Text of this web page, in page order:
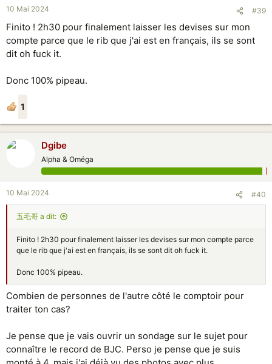
10 Mai 2024 #39
Finito ! 2h30 pour finalement laisser les devises sur mon
compte parce que le rib que j'ai est en français, ils se sont
dit oh fuck it.
Donc 100% pipeau.
1
Dgibe
Alpha & Oméga
10 Mai 2024 #40
五毛哥 a dit:
Finito ! 2h30 pour finalement laisser les devises sur mon compte parce
que le rib que j'ai est en français, ils se sont dit oh fuck it.
Donc 100% pipeau.
Combien de personnes de l'autre côté le comptoir pour
traiter ton cas?
Je pense que je vais ouvrir un sondage sur le sujet pour
connaître le record de BJC. Perso je pense que je suis